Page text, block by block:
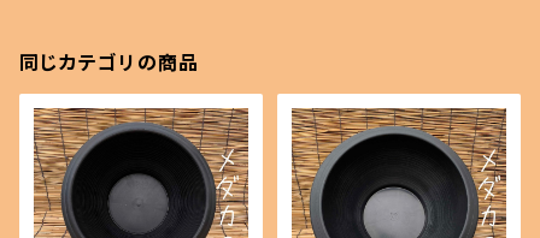
同じカテゴリの商品